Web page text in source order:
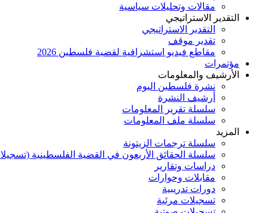
مقالات وتحليلات سياسية
التقدير الاستراتيجي
التقدير الاستراتيجي
تقدير موقف
مقاطع فيديو استشرافية لقضية فلسطين 2026
مؤتمرات
الأرشيف والمعلومات
نشرة فلسطين اليوم
أرشيف النشرة
سلسلة تقرير المعلومات
سلسلة ملف المعلومات
المزيد
سلسلة ترجمات الزيتونة
سلسلة الحقائق الأربعون في القضية الفلسطينية
دراسات وتقارير
مقابلات وحوارات
دورات تدريبية
تسجيلات مرئية